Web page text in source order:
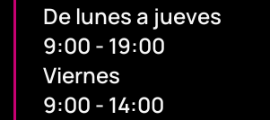
De lunes a jueves
9:00 - 19:00
Viernes
9:00 - 14:00